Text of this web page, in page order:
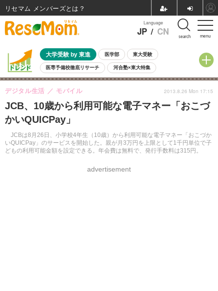
menu
Language
JP / CN search
大学受験 by 東進 医学部 東大受験
医専予備校徹底リサーチ 河合塾×東大特集
親子で考える大学選び 高校受験 中学受験 小学校受験
共通テスト 夏休み 8月開催学校説明会・相談会
8月開催イベント・WS 全国公立高校 過去問 人気記事
自由研究教材（小学生向け）
JCB、10歳から利用可能な電子マネー「おこづ
かいQUICPay」
JCBは8月26日、小学校4年生（10歳）から利用可能な電子マネー「おこづか
いQUICPay」のサービスを開始した。親が月3万円を上限として1千円単位で子
どもの利用可能金額を設定できる。年会費は無料で、発行手数料は315円。
デジタル生活 モバイル
advertisement
2013.8.26 Mon 17:15
リセマム メンバーズ